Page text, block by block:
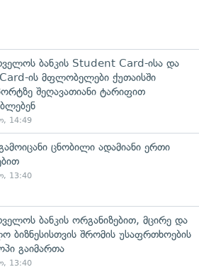
ბანკის Student Card-ისა და
ის მფლობელები ქუთაისში
შეღავათიანი ტარიფით
14:49
ცნობილი ადამიანი ერთი
13:40
ბანკის ორგანიზებით, მცირე და
ბიზნესისთვის შრომის უსაფრთხოების
გაიმართა
13:40